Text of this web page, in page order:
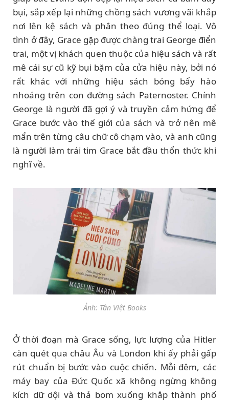
bụi, sắp xếp lại những chồng sách vương vãi khắp
nơi lên kệ sách và phân theo đúng thể loại. Vô
tình ở đây, Grace gặp được chàng trai George điển
trai, một vị khách quen thuộc của hiệu sách và rất
mê cái sự cũ kỹ bụi bặm của cửa hiệu này, bởi nó
rất khác với những hiệu sách bóng bẩy hào
nhoáng trên con đường sách Paternoster. Chính
George là người đã gợi ý và truyền cảm hứng để
Grace bước vào thế giới của sách và trở nên mê
mẩn trên từng câu chữ cô chạm vào, và anh cũng
là người làm trái tim Grace bắt đầu thổn thức khi
nghĩ về.
Ảnh: Tân Việt Books
Ở thời đoạn mà Grace sống, lực lượng của Hitler
càn quét qua châu Âu và London khi ấy phải gấp
rút chuẩn bị bước vào cuộc chiến. Mỗi đêm, các
máy bay của Đức Quốc xã không ngừng không
kích dữ dội và thả bom xuống khắp thành phố